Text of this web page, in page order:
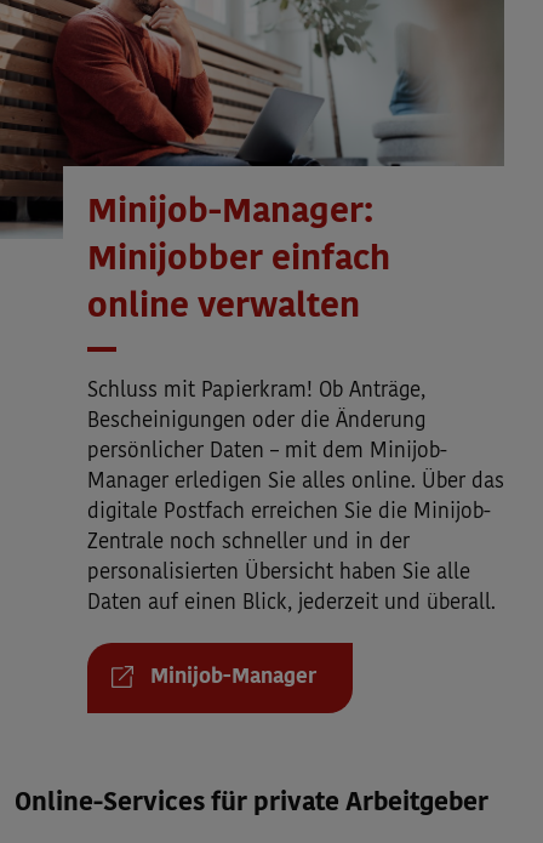
Minijob-Manager:
Minijobber einfach
online verwalten
Schluss mit Papierkram! Ob Anträge,
Bescheinigungen oder die Änderung
persönlicher Daten – mit dem Minijob-
Manager erledigen Sie alles online. Über das
digitale Postfach erreichen Sie die Minijob-
Zentrale noch schneller und in der
personalisierten Übersicht haben Sie alle
Daten auf einen Blick, jederzeit und überall.
Minijob-Manager
Online-Services für private Arbeitgeber